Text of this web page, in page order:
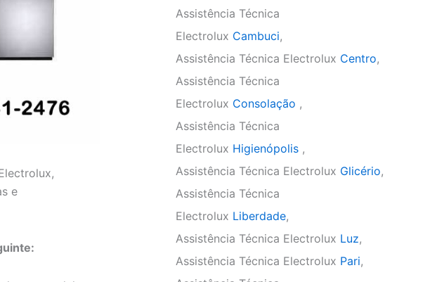
e
Assistência Técnica
Electrolux Cambuci,
Assistência Técnica Electrolux Centro,
Assistência Técnica
Electrolux Consolação ,
Assistência Técnica
Electrolux Higienópolis ,
Assistência Técnica Electrolux Glicério,
Assistência Técnica
Electrolux Liberdade,
Assistência Técnica Electrolux Luz,
Assistência Técnica Electrolux Pari,